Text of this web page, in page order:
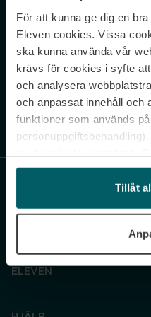
För att kunna ge dig en
Eleven cookies. Vissa
ska kunna använda vår
krävs för cookies i syfte
och analysera
och anpassat innehåll och
funktioner som används
och gå vidare” accepterar
under ”Inställningar” kan
cookies. Du kan återkalla
Tillåt
Never miss a
Sign up to our
Genom att prenumerera
ELEVEN